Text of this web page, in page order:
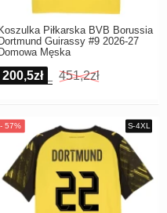
Koszulka Piłkarska BVB Borussia
Dortmund Guirassy #9 2026-27
Domowa Męska
200,5zł 451,2zł